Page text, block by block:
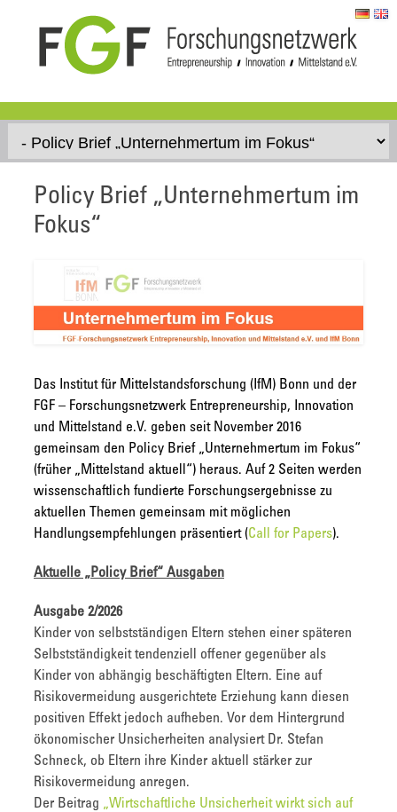
Skip to content
Policy Brief „Unternehmertum im
Fokus“
Das Institut für Mittelstandsforschung (IfM) Bonn und der
FGF – Forschungsnetzwerk Entrepreneurship, Innovation
und Mittelstand e.V. geben seit November 2016
gemeinsam den Policy Brief „Unternehmertum im Fokus“
(früher „Mittelstand aktuell“) heraus. Auf 2 Seiten werden
wissenschaftlich fundierte Forschungsergebnisse zu
aktuellen Themen gemeinsam mit möglichen
Handlungsempfehlungen präsentiert (Call for Papers).
Aktuelle „Policy Brief“ Ausgaben
Ausgabe 2/2026
Kinder von selbstständigen Eltern stehen einer späteren
Selbstständigkeit tendenziell offener gegenüber als
Kinder von abhängig beschäftigten Eltern. Eine auf
Risikovermeidung ausgerichtete Erziehung kann diesen
positiven Effekt jedoch aufheben. Vor dem Hintergrund
ökonomischer Unsicherheiten analysiert Dr. Stefan
Schneck, ob Eltern ihre Kinder aktuell stärker zur
Risikovermeidung anregen.
Der Beitrag „Wirtschaftliche Unsicherheit wirkt sich auf